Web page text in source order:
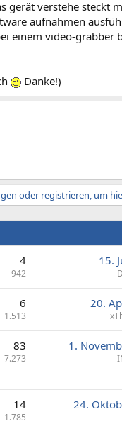
gerät verstehe steckt
aufnahmen
einem video-grabber
Danke!)
oder registrieren, um
4
942
15.
6
1.513
20.
83
7.273
1.
14
1.785
24.